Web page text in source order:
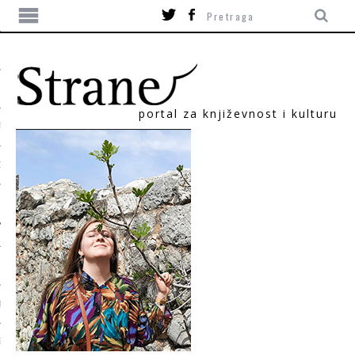
portal za književnost i kulturu